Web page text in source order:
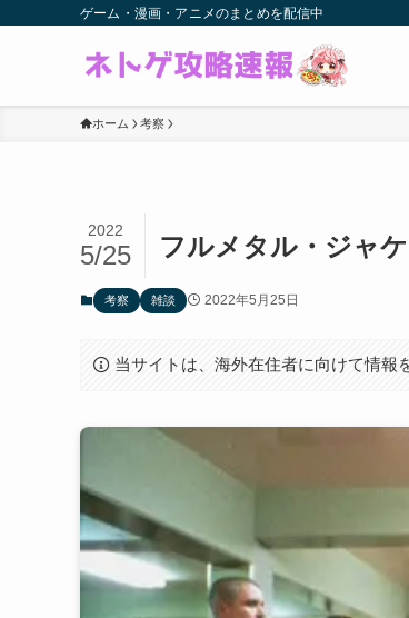
ゲーム・漫画・アニメのまとめを配信中
ホーム 考察
フルメタル・ジャ
2022
5/25
考察 雑談 2022年5月25日
当サイトは、海外在住者に向けて情報